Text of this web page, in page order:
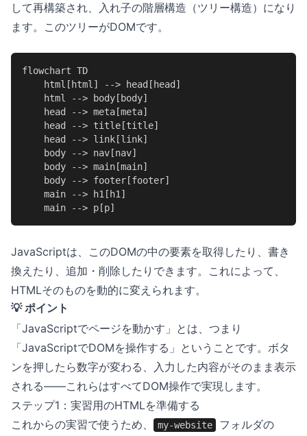
して再構築され、入れ子の階層構造（ツリー構造）になり
ます。このツリーがDOMです。
flowchart TD
    html[html] --> head[head]
    html --> body[body]
    head --> meta[meta]
    head --> title[title]
    head --> link[link]
    body --> nav[nav]
    body --> main[main]
    body --> footer[footer]
    main --> h1[h1]
    main --> p[p]
JavaScriptは、このDOMの中の要素を取得したり、書き
換えたり、追加・削除したりできます。これによって、
HTMLそのものを動的に変えられます。
💡 ポイント
「JavaScriptでページを動かす」とは、つまり
「JavaScriptでDOMを操作する」ということです。ボタ
ンを押したら数字が変わる、入力した内容がそのまま表示
される——これらはすべてDOM操作で実現します。
ステップ1：実習用のHTMLを準備する
これからの実習で使うため、
my-website フォルダの